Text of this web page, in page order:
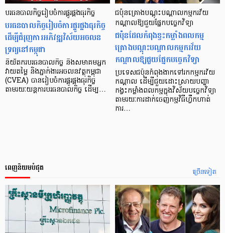
បរធនបាលកិច្ចរៀបចំការផ្គូរផ្គងធុរកិច្ច
បរធនបាលកិច្ចរៀបចំការផ្គូរផ្គងធុរកិច្ច
ដើម្បីជំរុញការអភិវឌ្ឍវិស័យអចលន
ទ្រព្យនៅកម្ពុជា
និយ័តករបរធនបាលកិច្ច និងសមាគមអ្នក
វាយតម្លៃ និងភ្នាក់ងារអចលនវត្ថុកម្ពុជា
(CVEA) បានរៀបចំការផ្គូរផ្គងធុរកិច្ច
តាមរយៈយន្តការបរធនបាលកិច្ច ដើម្ប…
ជប៉ុនគ្រោងបណ្ដុះបណ្ដាលកម្មករវ័យ
កណ្ដាលឱ្យជួយផ្នែកបច្ចេកវិទ្យា
ជប៉ុនដែលកំពុងខ្វះកម្លាំងពលកម្ម
គ្រោងបណ្តុះបណ្តាលកម្មករវ័យ
កណ្ដាលឱ្យជួយផ្នែកបច្ចេកវិទ្យា
ប្រទេសជប៉ុនកំពុងងាកទៅរកកម្មករវ័យ
កណ្តាល ដើម្បីជួយដោះស្រាយបញ្ហា
កង្វះកម្លាំងពលកម្មក្នុងវិស័យបច្ចេកវិទ្យា
តាមរយៈការដាក់ចេញកម្មវិធីហ្វឹកហាត់
ការ…
ច្រើនទៀត
ពេញនិយមបំផុត